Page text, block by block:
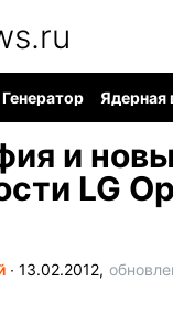
Генератор
Ядерная
и
LG
∙ 13.02.2012,